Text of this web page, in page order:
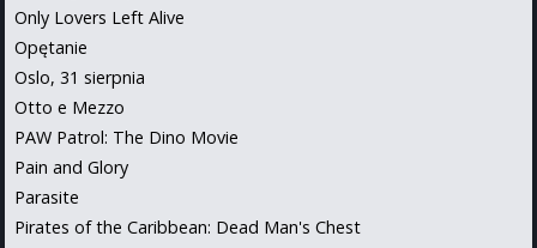
Only Lovers Left Alive
Opętanie
Oslo, 31 sierpnia
Otto e Mezzo
PAW Patrol: The Dino Movie
Pain and Glory
Parasite
Pirates of the Caribbean: Dead Man's Chest